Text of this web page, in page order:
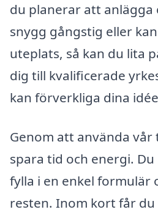
du planerar att anlägga
snygg gångstig eller
uteplats, så kan du lita
dig till kvalificerade
kan förverkliga dina
Genom att använda vår
spara tid och energi.
fylla i en enkel formulär
resten. Inom kort får